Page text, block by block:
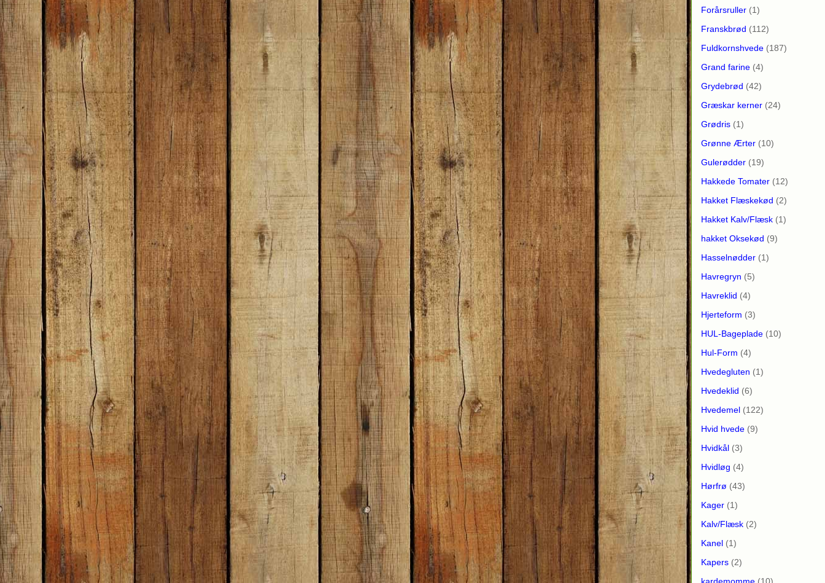
Forårsruller (1)
Franskbrød (112)
Fuldkornshvede (187)
Grand farine (4)
Grydebrød (42)
Græskar kerner (24)
Grødris (1)
Grønne Ærter (10)
Gulerødder (19)
Hakkede Tomater (12)
Hakket Flæskekød (2)
Hakket Kalv/Flæsk (1)
hakket Oksekød (9)
Hasselnødder (1)
Havregryn (5)
Havreklid (4)
Hjerteform (3)
HUL-Bageplade (10)
Hul-Form (4)
Hvedegluten (1)
Hvedeklid (6)
Hvedemel (122)
Hvid hvede (9)
Hvidkål (3)
Hvidløg (4)
Hørfrø (43)
Kager (1)
Kalv/Flæsk (2)
Kanel (1)
Kapers (2)
kardemomme (10)